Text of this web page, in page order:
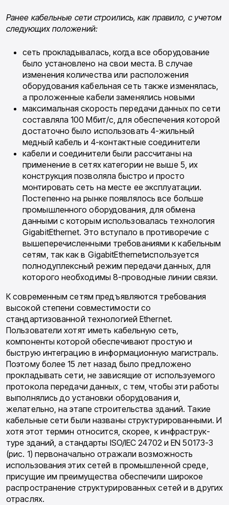
Ранее кабельные сети строились, как пра­вило, с учетом
следующих положений:
сеть прокладывалась, когда все оборудова­ние
было установлено на свои места. В слу­чае
изменения количества или расположе­ния
оборудования кабельная сеть также изменялась,
а проложенные кабели заме­нялись новыми
максимальная скорость передачи данных по сети
составляла 100 Мбит/с, для обес­печения которой
достаточно было исполь­зовать 4-жильный
медный кабель и 4-кон­тактные соединители
кабели и соединители были рассчитаны на
применение в сетях категории не выше 5, их
конструкция позволяла быстро и просто
монтировать сеть на месте ее эксплуатации.
Постепенно на рынке появлялось все боль­ше
промышленного оборудования, для обмена
данными с которым использовалась техноло­гия
GigabitEthernet. Это вступало в противо­речие с
вышеперечисленными требованиями к кабельным
сетям, так как в GigabitEthernetиспользуется
полнодуплексный режим пере­дачи данных, для
которого необходимы 8-про­водные линии связи.
К современным сетям предъявляются тре­бования
высокой степени совместимости со
стандартизованной технологией Ethernet.
Пользователи хотят иметь кабельную сеть,
компоненты которой обеспечивают простую и
быструю интеграцию в информационную ма­гистраль.
Поэтому более 15 лет назад было предложено
прокладывать сети, не зависящие от используемого
протокола передачи данных, с тем, чтобы эти работы
выполнялись до уста­новки оборудования и,
желательно, на этапе строительства зданий. Такие
кабельные сети были названы структурированными. И
хотя этот термин относится, скорее, к инфраструк­
туре зданий, а стандарты ISO/IEC 24702 и EN 50173-3
(рис. 1) первоначально отражали возможность
использования этих сетей в про­мышленной среде,
присущие им преимуще­ства обеспечили широкое
распространение структурированных сетей и в других
отраслях.